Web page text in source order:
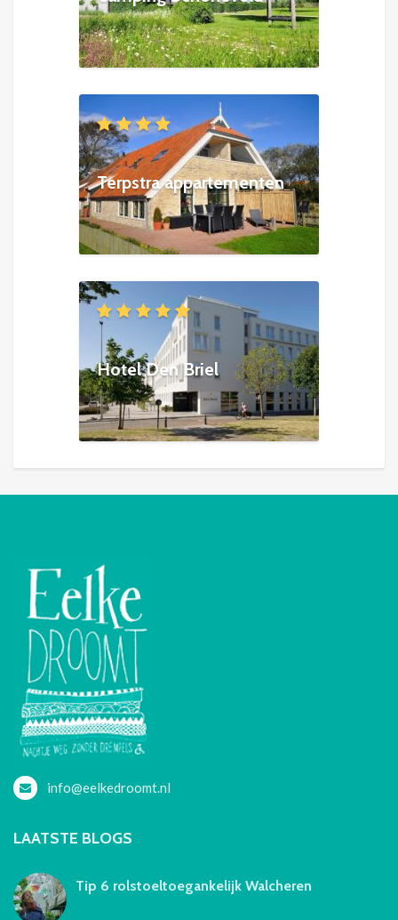
Terpstra appartementen
Hotel Den Briel
info@eelkedroomt.nl
LAATSTE BLOGS
Tip 6 rolstoeltoegankelijk Walcheren